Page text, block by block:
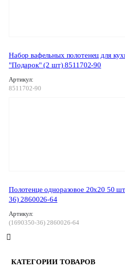
Набор вафельных полотенец для
"Подарок" (2 шт) 8511702-90
Артикул:
8511702-90
Полотенце одноразовое 20х20 50
36) 2860026-64
Артикул:
(1690350-36) 2860026-64
КАТЕГОРИИ ТОВАРОВ